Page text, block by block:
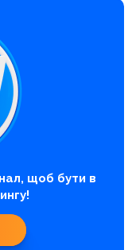
щоб бути в